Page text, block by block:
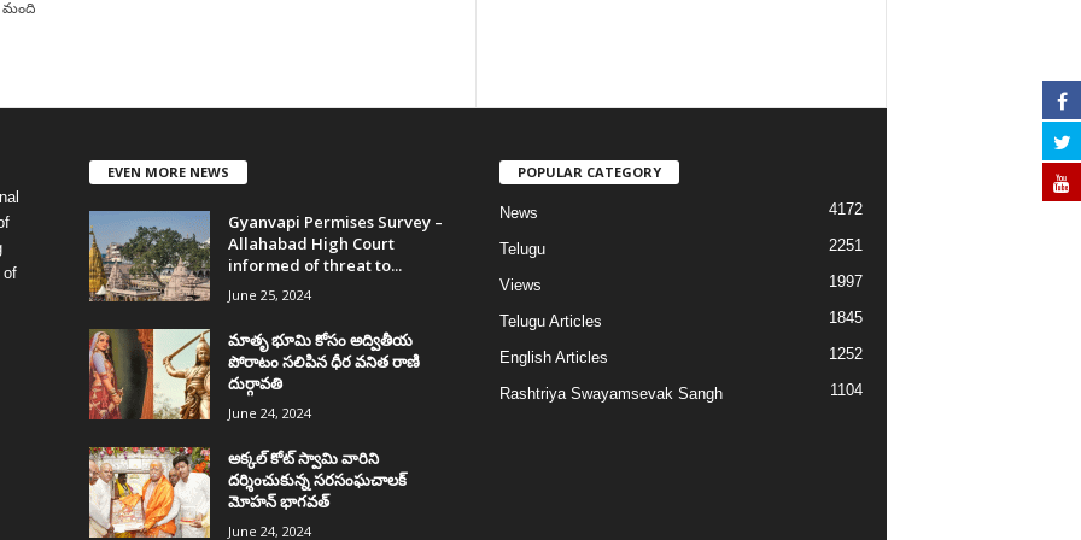
మంది
of
EVEN MORE NEWS
Gyanvapi Permises Survey –
Allahabad High Court
informed of threat to...
June 25, 2024
మాతృ భూమి కోసం అద్వితీయ
పోరాటం సలిపిన ధీర వనిత రాణి
దుర్గావతి
June 24, 2024
అక్కల్‌ కోట్‌ స్వామి వారిని
దర్శించుకున్న సరసంఘచాలక్
మోహన్ భాగవత్
June 24, 2024
POPULAR CATEGORY
News 4172
Telugu 2251
Views 1997
Telugu Articles 1845
English Articles 1252
Rashtriya Swayamsevak Sangh 1104